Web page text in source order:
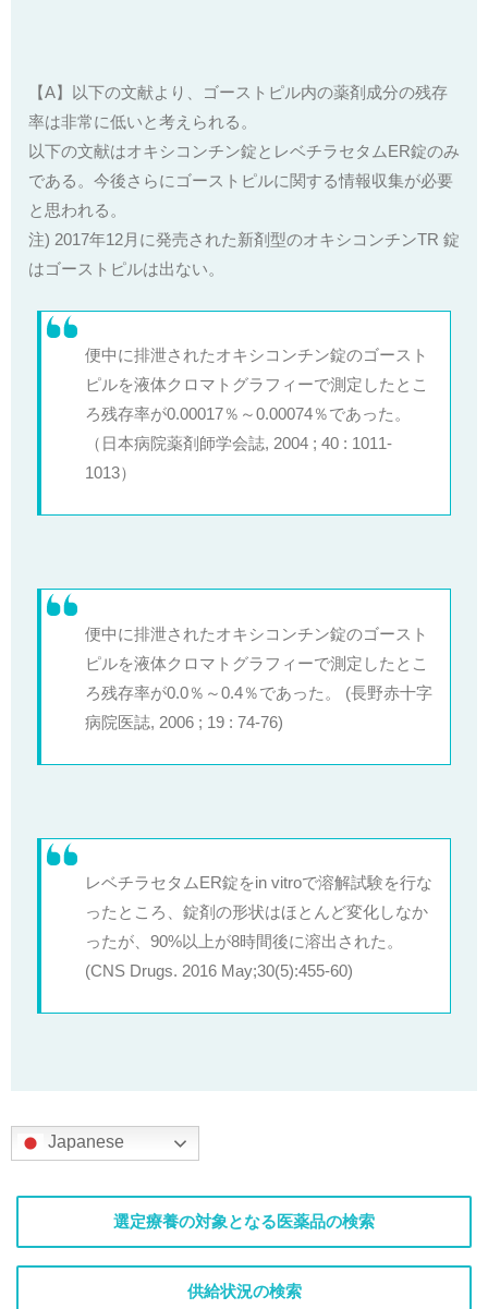
【A】以下の文献より、ゴーストピル内の薬剤成分の残存
率は非常に低いと考えられる。
以下の文献はオキシコンチン錠とレベチラセタムER錠のみ
である。今後さらにゴーストピルに関する情報収集が必要
と思われる。
注) 2017年12月に発売された新剤型のオキシコンチンTR 錠
はゴーストピルは出ない。
便中に排泄されたオキシコンチン錠のゴースト
ピルを液体クロマトグラフィーで測定したとこ
ろ残存率が0.00017％～0.00074％であった。
（日本病院薬剤師学会誌, 2004 ; 40 : 1011-
1013）
便中に排泄されたオキシコンチン錠のゴースト
ピルを液体クロマトグラフィーで測定したとこ
ろ残存率が0.0％～0.4％であった。 (長野赤十字
病院医誌, 2006 ; 19 : 74-76)
レベチラセタムER錠をin vitroで溶解試験を行な
ったところ、錠剤の形状はほとんど変化しなか
ったが、90%以上が8時間後に溶出された。
(CNS Drugs. 2016 May;30(5):455-60)
Japanese
選定療養の対象となる医薬品の検索
供給状況の検索